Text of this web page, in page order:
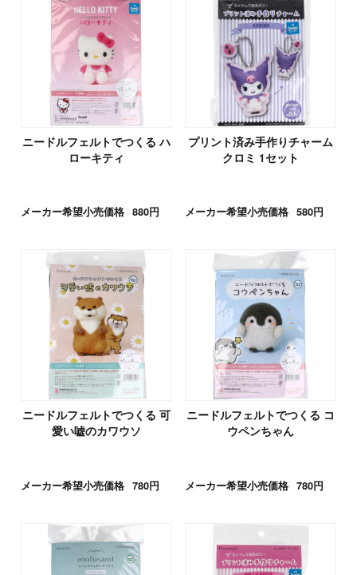
ニードルフェルトでつくる ハ
ローキティ
メーカー希望小売価格 880円
プリント済み手作りチャーム
クロミ 1セット
メーカー希望小売価格 580円
ニードルフェルトでつくる 可
愛い嘘のカワウソ
メーカー希望小売価格 780円
ニードルフェルトでつくる コ
ウペンちゃん
メーカー希望小売価格 780円